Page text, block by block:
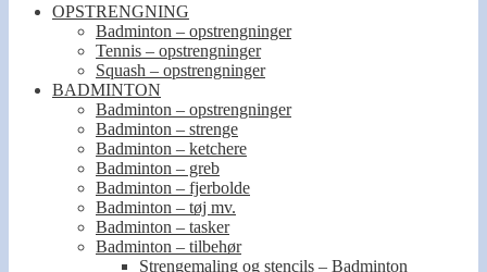
OPSTRENGNING
Badminton – opstrengninger
Tennis – opstrengninger
Squash – opstrengninger
BADMINTON
Badminton – opstrengninger
Badminton – strenge
Badminton – ketchere
Badminton – greb
Badminton – fjerbolde
Badminton – tøj mv.
Badminton – tasker
Badminton – tilbehør
Strengemaling og stencils – Badminton